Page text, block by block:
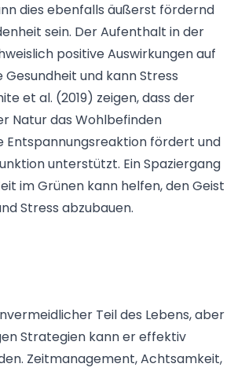
dies ebenfalls äußerst fördernd
sein. Der Aufenthalt in der
positive Auswirkungen auf
Gesundheit und kann Stress
et al. (2019) zeigen, dass der
Natur das Wohlbefinden
Entspannungsreaktion fördert und
unterstützt. Ein Spaziergang
im Grünen kann helfen, den Geist
Stress abzubauen.
Teil des Lebens, aber
Strategien kann er effektiv
Zeitmanagement, Achtsamkeit,